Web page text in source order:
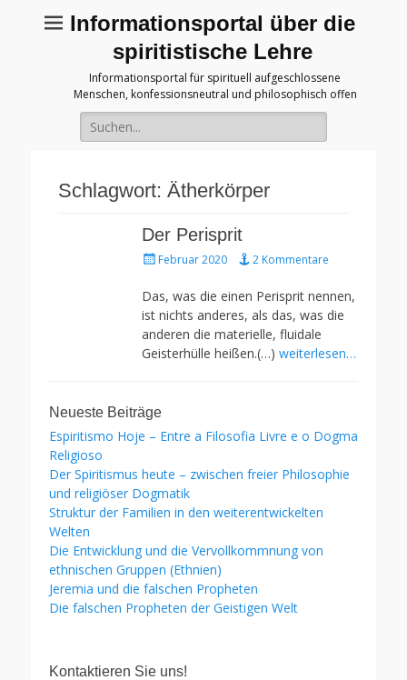
Informationsportal über die
spiritistische Lehre
Informationsportal für spirituell aufgeschlossene
Menschen, konfessionsneutral und philosophisch offen
Suche
für:
Schlagwort: Ätherkörper
Der Perisprit
Gepostet
Februar 2020 2 Kommentare
Das, was die einen Perisprit nennen,
ist nichts anderes, als das, was die
anderen die materielle, fluidale
Geisterhülle heißen.(…) weiterlesen…
Neueste Beiträge
Espiritismo Hoje – Entre a Filosofia Livre e o Dogma
Religioso
Der Spiritismus heute – zwischen freier Philosophie
und religiöser Dogmatik
Struktur der Familien in den weiterentwickelten
Welten
Die Entwicklung und die Vervollkommnung von
ethnischen Gruppen (Ethnien)
Jeremia und die falschen Propheten
Die falschen Propheten der Geistigen Welt
Kontaktieren Sie uns!